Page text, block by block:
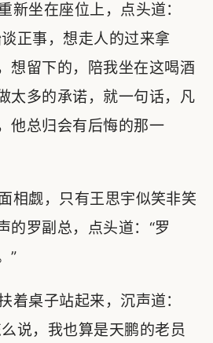
坐在座位上，点头道：
正事，想走人的过来拿
想留下的，陪我坐在这喝酒
太多的承诺，就一句话，凡
他总归会有后悔的那一
相觑，只有王思宇似笑非笑
的罗副总，点头道：“罗
”
桌子站起来，沉声道：
说，我也算是天鹏的老员